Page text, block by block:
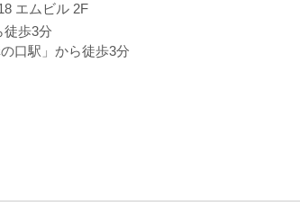
エムビル 2F
徒歩3分
口駅」から徒歩3分